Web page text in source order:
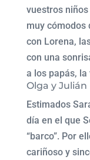
vuestros
muy cómodos
con Lorena,
con una
a los papás,
Olga y Julián
Estimados
día en el que
“barco”. Por
cariñoso y